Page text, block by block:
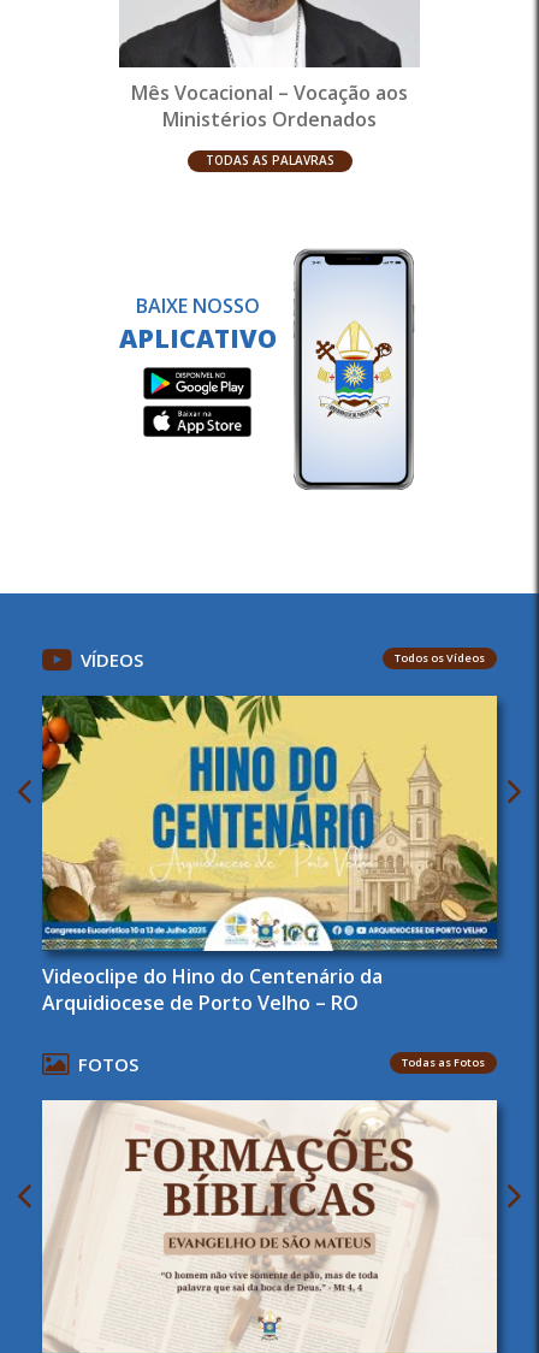
Mês Vocacional – Vocação aos
Ministérios Ordenados
TODAS AS PALAVRAS
BAIXE NOSSO
APLICATIVO
VÍDEOS Todos os Vídeos
Videoclipe do Hino do Centenário da
Arquidiocese de Porto Velho – RO
FOTOS Todas as Fotos